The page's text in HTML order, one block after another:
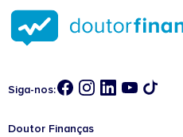
Siga-nos:
Doutor Finanças